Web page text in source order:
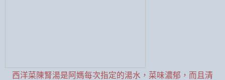
西洋菜陳腎湯是阿媽每次指定的湯水，菜味濃郁，而且清